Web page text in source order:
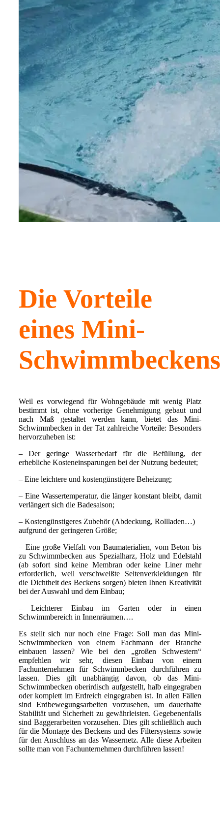
Die Vorteile
eines Mini-
Schwimmbeckens
Weil es vorwiegend für Wohngebäude mit wenig Platz
bestimmt ist, ohne vorherige Genehmigung gebaut und
nach Maß gestaltet werden kann, bietet das Mini-
Schwimmbecken in der Tat zahlreiche Vorteile: Besonders
hervorzuheben ist:
– Der geringe Wasserbedarf für die Befüllung, der
erhebliche Kosteneinsparungen bei der Nutzung bedeutet;
– Eine leichtere und kostengünstigere Beheizung;
– Eine Wassertemperatur, die länger konstant bleibt, damit
verlängert sich die Badesaison;
– Kostengünstigeres Zubehör (Abdeckung, Rollladen…)
aufgrund der geringeren Größe;
– Eine große Vielfalt von Baumaterialien, vom Beton bis
zu Schwimmbecken aus Spezialharz, Holz und Edelstahl
(ab sofort sind keine Membran oder keine Liner mehr
erforderlich, weil verschweißte Seitenverkleidungen für
die Dichtheit des Beckens sorgen) bieten Ihnen Kreativität
bei der Auswahl und dem Einbau;
– Leichterer Einbau im Garten oder in einen
Schwimmbereich in Innenräumen….
Es stellt sich nur noch eine Frage: Soll man das Mini-
Schwimmbecken von einem Fachmann der Branche
einbauen lassen? Wie bei den „großen Schwestern“
empfehlen wir sehr, diesen Einbau von einem
Fachunternehmen für Schwimmbecken durchführen zu
lassen. Dies gilt unabhängig davon, ob das Mini-
Schwimmbecken oberirdisch aufgestellt, halb eingegraben
oder komplett im Erdreich eingegraben ist. In allen Fällen
sind Erdbewegungsarbeiten vorzusehen, um dauerhafte
Stabilität und Sicherheit zu gewährleisten. Gegebenenfalls
sind Baggerarbeiten vorzusehen. Dies gilt schließlich auch
für die Montage des Beckens und des Filtersystems sowie
für den Anschluss an das Wassernetz. Alle diese Arbeiten
sollte man von Fachunternehmen durchführen lassen!